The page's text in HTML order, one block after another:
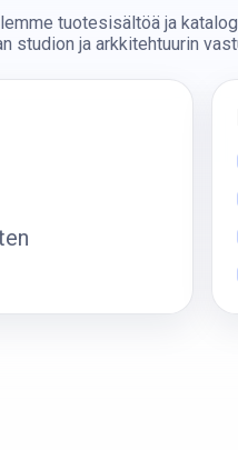
tuotesisältöä ja
studion ja arkkitehtuurin